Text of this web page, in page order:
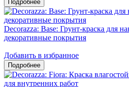
Decorazza: Base: Грунт-краска для
декоративные покрытия
Добавить в избранное